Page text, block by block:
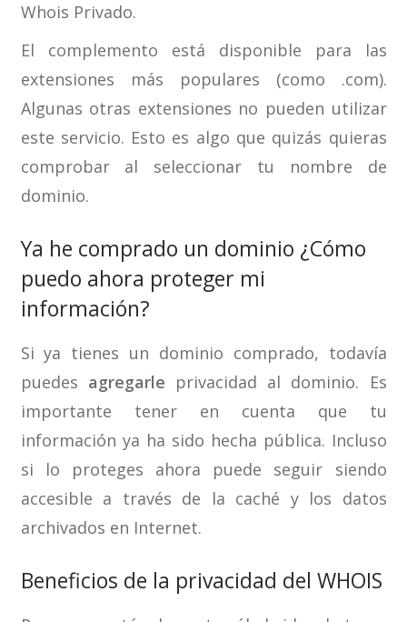
Whois Privado.
El complemento está disponible para las
extensiones más populares (como .com).
Algunas otras extensiones no pueden utilizar
este servicio. Esto es algo que quizás quieras
comprobar al seleccionar tu nombre de
dominio.
Ya he comprado un dominio ¿Cómo
puedo ahora proteger mi
información?
Si ya tienes un dominio comprado, todavía
puedes agregarle privacidad al dominio. Es
importante tener en cuenta que tu
información ya ha sido hecha pública. Incluso
si lo proteges ahora puede seguir siendo
accesible a través de la caché y los datos
archivados en Internet.
Beneficios de la privacidad del WHOIS